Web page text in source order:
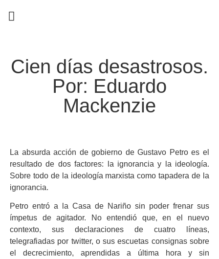
Cien días desastrosos.
Por: Eduardo
Mackenzie
La absurda acción de gobierno de Gustavo Petro es el
resultado de dos factores: la ignorancia y la ideología.
Sobre todo de la ideología marxista como tapadera de la
ignorancia.
Petro entró a la Casa de Nariño sin poder frenar sus
ímpetus de agitador. No entendió que, en el nuevo
contexto, sus declaraciones de cuatro líneas,
telegrafiadas por twitter, o sus escuetas consignas sobre
el decrecimiento, aprendidas a última hora y sin